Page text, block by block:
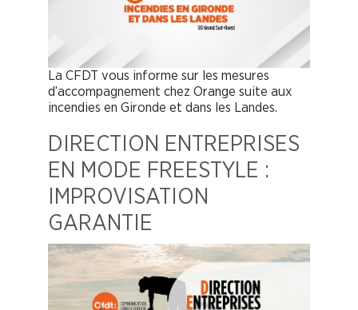
La CFDT vous informe sur les mesures
d’accompagnement chez Orange suite aux
incendies en Gironde et dans les Landes.
DIRECTION ENTREPRISES
EN MODE FREESTYLE :
IMPROVISATION
GARANTIE